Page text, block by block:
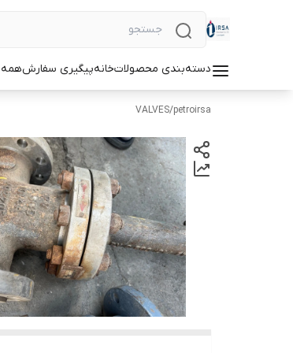
دسته‌بندی محصولاتخانهپیگیری سفارش
petroirsa
/
VALVES